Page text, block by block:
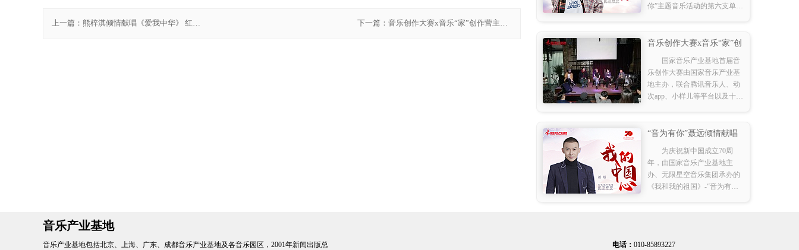
上一篇： 熊梓淇倾情献唱《爱我中华》 红歌
下一篇： 音乐创作大赛x音乐“家”创作营主题
你”主题音乐活动的第六支单曲
音乐创作大赛x音乐“家”创
国家音乐产业基地首届音
乐创作大赛由国家音乐产业基
地主办，联合腾讯音乐人、动
次app、小样儿等平台以及十余
动的一次涵盖了音乐创作大
“音为有你”聂远倾情献唱
献礼祖国
为庆祝新中国成立70周
年，由国家音乐产业基地主
办、无限星空音乐集团承办的
《我和我的祖国》-“音为有
音乐产业基地
音乐产业基地包括北京、上海、广东、成都音乐产业基地及各音乐园区，2001年新闻出版总 电话： 010-85893227